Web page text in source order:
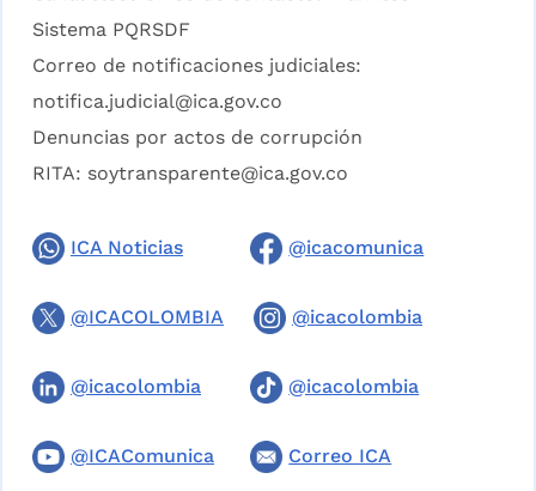
Sistema PQRSDF
Correo de notificaciones judiciales:
notifica.judicial@ica.gov.co
Denuncias por actos de corrupción
RITA: soytransparente@ica.gov.co
ICA Noticias @icacomunica
@ICACOLOMBIA @icacolombia
@icacolombia @icacolombia
@ICAComunica Correo ICA